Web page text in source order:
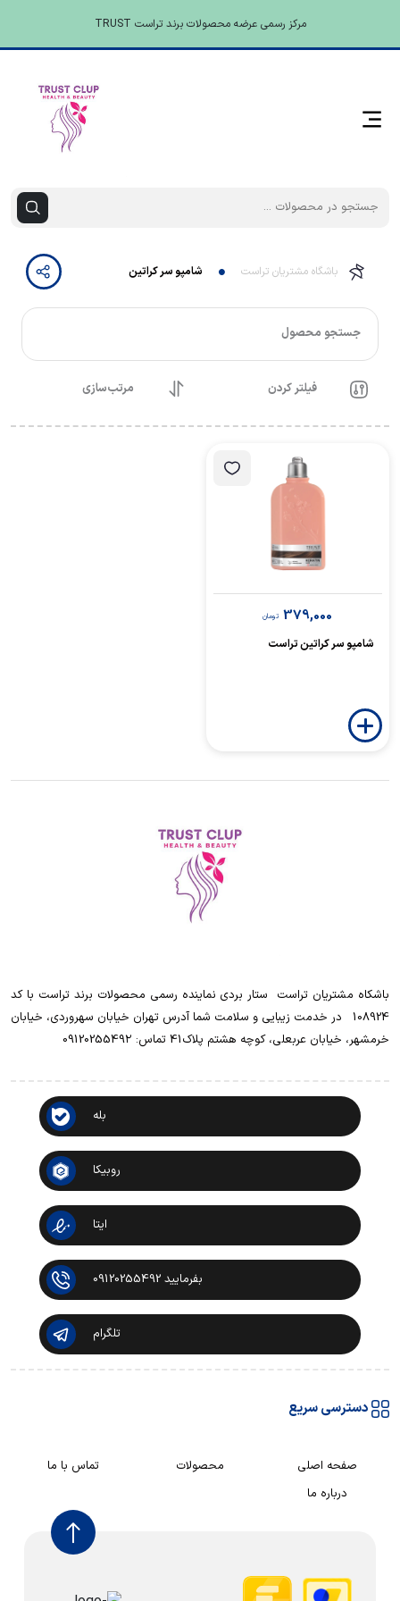
مرکز رسمی عرضه محصولات برند تراست TRUST
باشگاه مشتریان تراست شامپو سر کراتین
جستجو محصول
فیلتر کردن مرتب‌سازی
379,000 تومان
شامپو سر کراتین تراست
باشکاه مشتریان تراست ‌ ‌ستار بردی نماینده رسمی محصولات برند تراست با کد
108924 ‌ ‌ در خدمت زیبایی و سلامت شما آدرس تهران خیابان سهروردی، خیابان
خرمشهر، خیابان عربعلی، کوچه هشتم پلاک41 تماس: 0912025549۲
بله
روبیکا
ایتا
بفرمایید 09120255492
تلگرام
دسترسی سریع
صفحه اصلی محصولات
تماس با ما
درباره ما